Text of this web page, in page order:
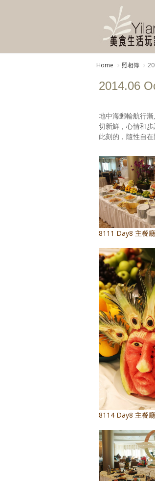
Home 照相簿
2014.06
地中海郵輪航行
切新鮮，心情和
此刻的，隨性自
8111 Day8 主餐
8114 Day8 主餐